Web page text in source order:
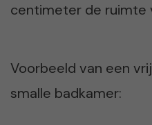
centimeter de ruimte
Voorbeeld van een
smalle badkamer: